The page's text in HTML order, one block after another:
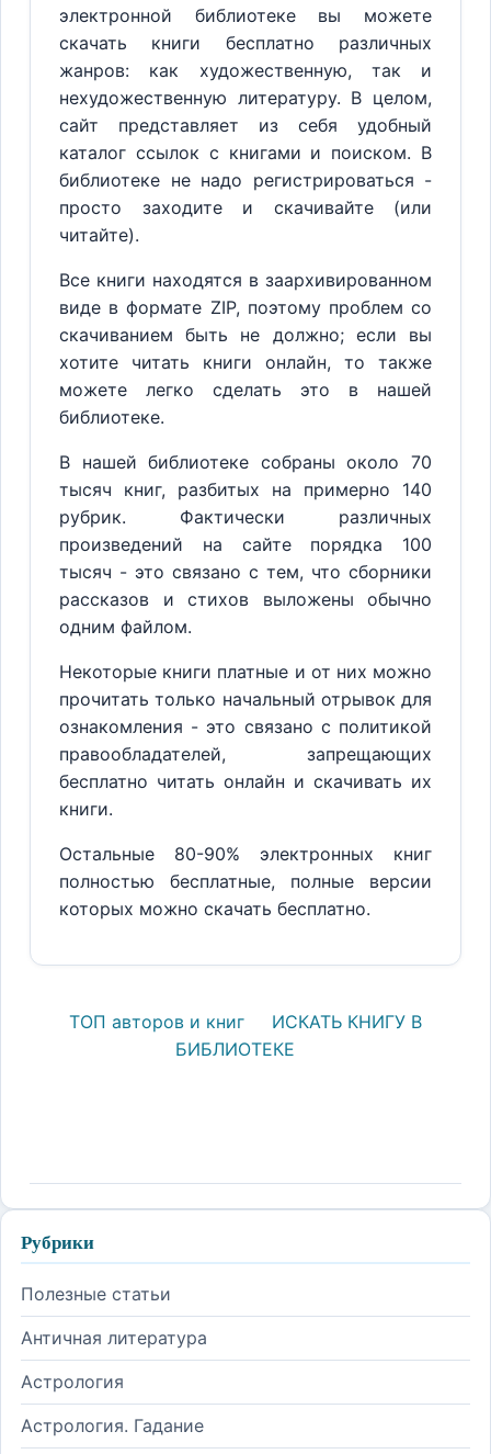
электронной библиотеке вы можете
скачать книги бесплатно различных
жанров: как художественную, так и
нехудожественную литературу. В целом,
сайт представляет из себя удобный
каталог ссылок с книгами и поиском. В
библиотеке не надо регистрироваться -
просто заходите и скачивайте (или
читайте).
Все книги находятся в заархивированном
виде в формате ZIP, поэтому проблем со
скачиванием быть не должно; если вы
хотите читать книги онлайн, то также
можете легко сделать это в нашей
библиотеке.
В нашей библиотеке собраны около 70
тысяч книг, разбитых на примерно 140
рубрик. Фактически различных
произведений на сайте порядка 100
тысяч - это связано с тем, что сборники
рассказов и стихов выложены обычно
одним файлом.
Некоторые книги платные и от них можно
прочитать только начальный отрывок для
ознакомления - это связано с политикой
правообладателей, запрещающих
бесплатно читать онлайн и скачивать их
книги.
Остальные 80-90% электронных книг
полностью бесплатные, полные версии
которых можно скачать бесплатно.
ТОП авторов и книг
ИСКАТЬ КНИГУ В
БИБЛИОТЕКЕ
Рубрики
Полезные статьи
Античная литература
Астрология
Астрология. Гадание